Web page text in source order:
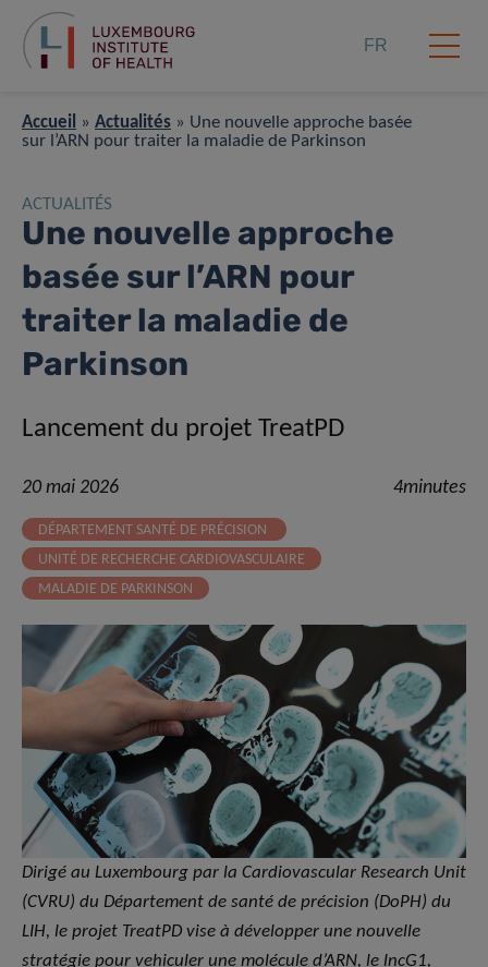
FR
Accueil » Actualités » Une nouvelle approche basée
sur l’ARN pour traiter la maladie de Parkinson
ACTUALITÉS
Une nouvelle approche
basée sur l’ARN pour
traiter la maladie de
Parkinson
Lancement du projet TreatPD
20 mai 2026 4minutes
DÉPARTEMENT SANTÉ DE PRÉCISION
UNITÉ DE RECHERCHE CARDIOVASCULAIRE
MALADIE DE PARKINSON
Dirigé au Luxembourg par la Cardiovascular Research Unit
(CVRU) du Département de santé de précision (DoPH) du
LIH, le projet TreatPD vise à développer une nouvelle
stratégie pour vehiculer une molécule d’ARN, le lncG1,